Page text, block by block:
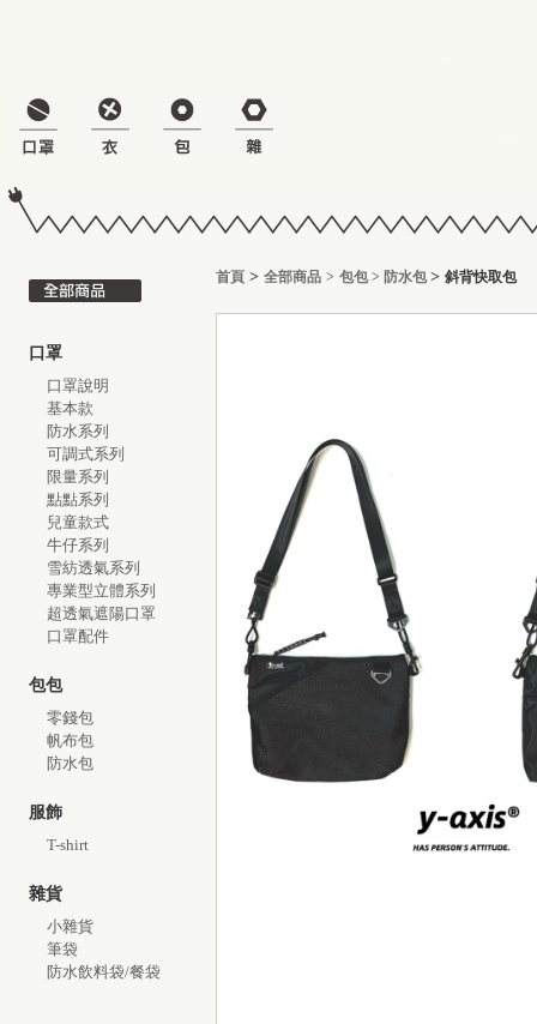
口罩
口罩說明
基本款
防水系列
可調式系列
限量系列
點點系列
兒童款式
牛仔系列
雪紡透氣系列
專業型立體系列
超透氣遮陽口罩
口罩配件
包包
零錢包
帆布包
防水包
服飾
T-shirt
雜貨
小雜貨
筆袋
防水飲料袋/餐袋
首頁 > 全部商品 > 包包 > 防水包 > 斜背快取包